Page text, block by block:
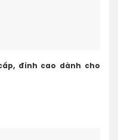
đỉnh cao dành cho